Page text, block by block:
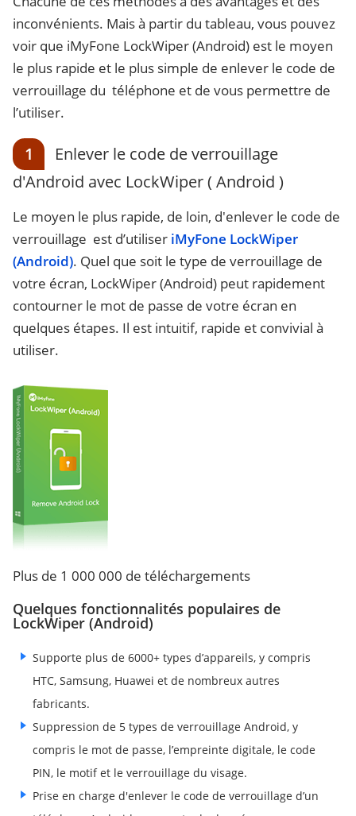
inconvénients. Mais à partir du tableau, vous pouvez
voir que iMyFone LockWiper (Android) est le moyen
le plus rapide et le plus simple de enlever le code de
verrouillage du téléphone et de vous permettre de
l’utiliser.
1
Enlever le code de verrouillage
d'Android avec LockWiper ( Android )
Le moyen le plus rapide, de loin, d'enlever le code de
verrouillage est d’utiliser iMyFone LockWiper
(Android). Quel que soit le type de verrouillage de
votre écran, LockWiper (Android) peut rapidement
contourner le mot de passe de votre écran en
quelques étapes. Il est intuitif, rapide et convivial à
utiliser.
Plus de 1 000 000 de téléchargements
Quelques fonctionnalités populaires de
LockWiper (Android)
Supporte plus de 6000+ types d’appareils, y compris
HTC, Samsung, Huawei et de nombreux autres
fabricants.
Suppression de 5 types de verrouillage Android, y
compris le mot de passe, l’empreinte digitale, le code
PIN, le motif et le verrouillage du visage.
Prise en charge d'enlever le code de verrouillage d’un